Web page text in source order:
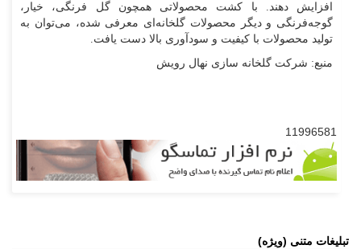
افزایش دهند. با کشت محصولاتی همچون گل فرنگی، خیار،
گوجه‌فرنگی و دیگر محصولات گلخانه‌ای معرفی شده، می‌توان به
تولید محصولات با کیفیت و سودآوری بالا دست یافت.
منبع: شرکت گلخانه سازی نهال رویش
11996581
تبلیغات متنی (ویژه)